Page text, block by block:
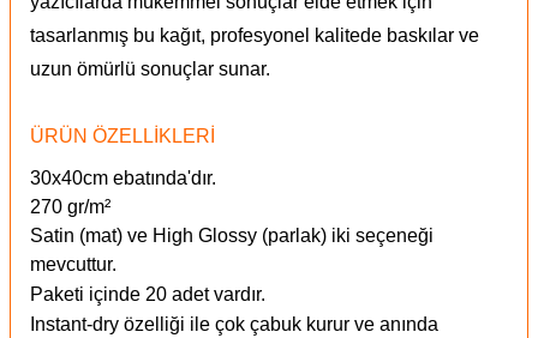
tasarlanmış bu kağıt, profesyonel kalitede baskılar ve
uzun ömürlü sonuçlar sunar.
ÜRÜN ÖZELLİKLERİ
30x40cm ebatında'dır.
270 gr/m²
Satin (mat) ve High Glossy (parlak) iki seçeneği
mevcuttur.
Paketi içinde 20 adet vardır.
Instant-dry özelliği ile çok çabuk kurur ve anında